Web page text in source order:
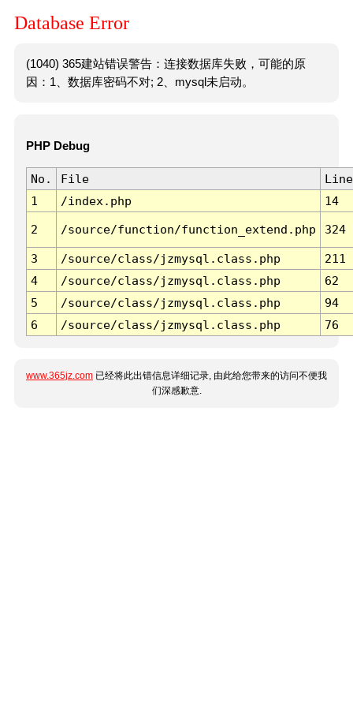
Database Error
(1040) 365建站错误警告：连接数据库失败，可能的原
因：1、数据库密码不对; 2、mysql未启动。
PHP Debug
No. File
Line
1
/index.php 14
2 /source/function/function_extend.php 324
3 /source/class/jzmysql.class.php
211
4
/source/class/jzmysql.class.php
62
5
/source/class/jzmysql.class.php
94
6
/source/class/jzmysql.class.php 76
www.365jz.com 已经将此出错信息详细记录, 由此给您带来的访问不便我
们深感歉意.